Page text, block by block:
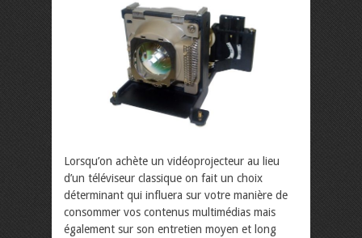
Lorsqu’on achète un vidéoprojecteur au lieu
d’un téléviseur classique on fait un choix
déterminant qui influera sur votre manière de
consommer vos contenus multimédias mais
également sur son entretien moyen et long